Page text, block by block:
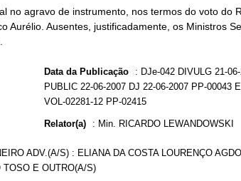
no agravo de instrumento, nos termos do voto do
Aurélio. Ausentes, justificadamente, os Ministros
Data da Publicação : DJe-042 DIVULG 21-
PUBLIC 22-06-2007 DJ 22-06-2007 PP-00043
VOL-02281-12 PP-02415
Relator(a) : Min. RICARDO LEWANDOWSKI
ADV.(A/S) : ELIANA DA COSTA LOURENÇO
TOSO E OUTRO(A/S)